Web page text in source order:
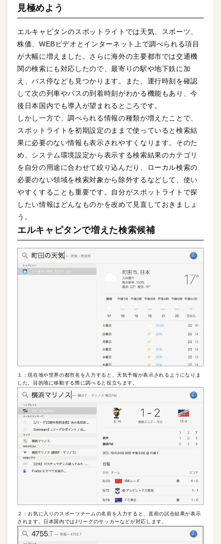
見極めよう
エルキャピタンのスポットライトでは天気、スポーツ、
株価、WEBビデオとインターネット上で調べられる項目
が大幅に増えました。さらに海外の主要都市では交通機
関の検索にも対応したので、最寄りの駅や地下鉄に加
え、バス停なども見つかります。また、運行時刻を確認
して次の列車やバスの到着時刻がわかる機能もあり、今
後日本国内でも導入が望まれるところです。
しかし一方で、調べられる情報の種類が増えたことで、
スポットライトを初期設定のままで使っていると検索結
果に必要のない情報も表示されやすくなります。そのた
め、システム環境設定から表示する検索結果のカテゴリ
を自分の用途に合わせて絞り込んだり、ローカル検索の
必要のない領域を検索対象から除外するなどして、使い
やすくすることも重要です。自分がスポットライトで探
したい情報はどんなものかを改めて見直しておきましょ
う。
エルキャピタンで増えた検索候補
１：現在地や世界の都市名を入力すると、天気予報が表示されるようになりま
した。目的地に移動する際に調べると役立ちます。
２：お気に入りのスポーツチームの名前を入力すると、直前の試合結果が表示
されます。日本国内ではJリーグのサッカーなどが対応します。